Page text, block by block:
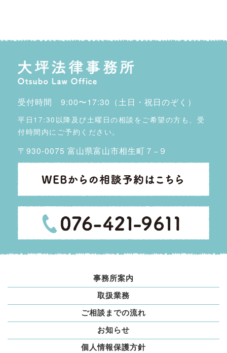
受付時間 9:00〜17:30（土日・祝日のぞく）
平日17:30以降及び土曜日の相談をご希望の方も、受
付時間内にご予約ください。
〒930-0075 富山県富山市相生町７−９
事務所案内
取扱業務
ご相談までの流れ
お知らせ
個人情報保護方針